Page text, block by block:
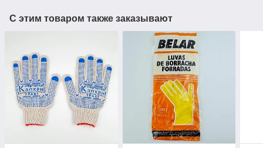
С этим товаром также заказывают